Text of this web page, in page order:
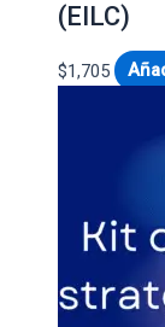
(EILC)
$1,705